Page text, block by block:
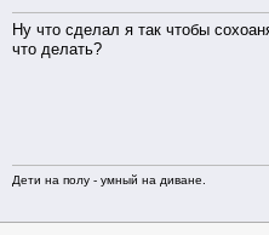
Ну что сделал я так чтобы
что делать?
Дети на полу - умный на диване.